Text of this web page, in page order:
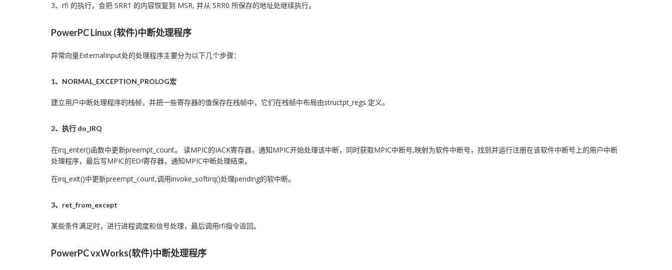
3、rfi 的执行，会把 SRR1 的内容恢复到 MSR, 并从 SRR0 所保存的地址处继续执行。
PowerPC Linux (软件)中断处理程序
异常向量ExternalInput处的处理程序主要分为以下几个步骤：
1、NORMAL_EXCEPTION_PROLOG宏
建立用户中断处理程序的栈帧，并把一些寄存器的值保存在栈帧中，它们在栈帧中布局由structpt_regs 定义。
2、执行 do_IRQ
在irq_enter()函数中更新preempt_count。 读MPIC的IACK寄存器，通知MPIC开始处理该中断，同时获取MPIC中断号,映射为软件中断号，找到并运行注册在该软件中断号上的用户中断
处理程序，最后写MPIC的EOI寄存器，通知MPIC中断处理结束。
在irq_exit()中更新preempt_count,调用invoke_softirq()处理pending的软中断。
3、ret_from_except
某些条件满足时，进行进程调度和信号处理，最后调用rfi指令返回。
PowerPC vxWorks(软件)中断处理程序